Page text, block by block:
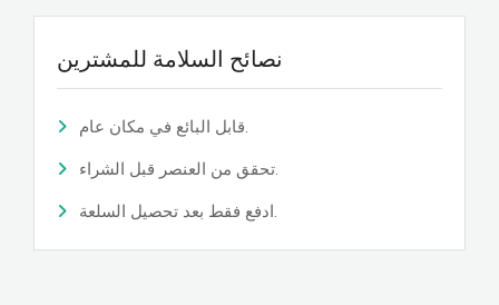
نصائح السلامة للمشترين
قابل البائع في مكان عام.
تحقق من العنصر قبل الشراء.
ادفع فقط بعد تحصيل السلعة.